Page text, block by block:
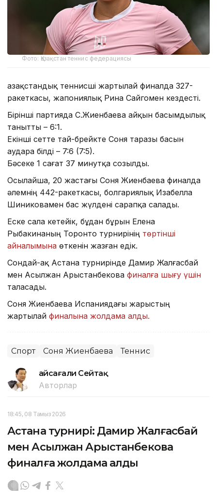
Фото: Қазақстан теннис федерациясы
Қазақстандық теннисші жартылай финалда 327-
ракеткасы, жапониялық Рина Сайгомен кездесті.
Бірінші партияда С.Жиенбаева айқын басымдылық
танытты – 6:1.
Екінші сетте тай-брейкте Соня таразы басын
аудара білді – 7:6 (7:5).
Бәсеке 1 сағат 37 минутқа созылды.
Осылайша, 20 жастағы Соня Жиенбаева финалда
әлемнің 442-ракеткасы, болгариялық Изабелла
Шиниковамен бас жүлдені сарапқа салады.
Еске сала кетейік, бұдан бұрын Елена
Рыбакинаның Торонто турнирінің төртінші
айналымына өткенін жазған едік.
Сондай-ақ Астана турнирінде Дамир Жалғасбай
мен Асылжан Арыстанбекова финалға шығу үшін
таласады.
Соня Жиенбаева Испаниядағы жарыстың
жартылай финалына жолдама алды.
Спорт Соня Жиенбаева Теннис
Ғайсағали Сейтақ
Авторлар
18:45, 08 Тамыз 2026
Астана турнирі: Дамир Жалғасбай
мен Асылжан Арыстанбекова
финалға жолдама алды